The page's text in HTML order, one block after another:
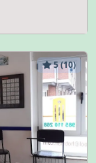
5 (10)